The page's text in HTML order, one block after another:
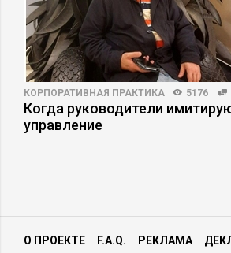
КОРПОРАТИВНАЯ ПРАКТИКА 5176
Когда руководители
управление
О ПРОЕКТЕ F.A.Q. РЕКЛАМА